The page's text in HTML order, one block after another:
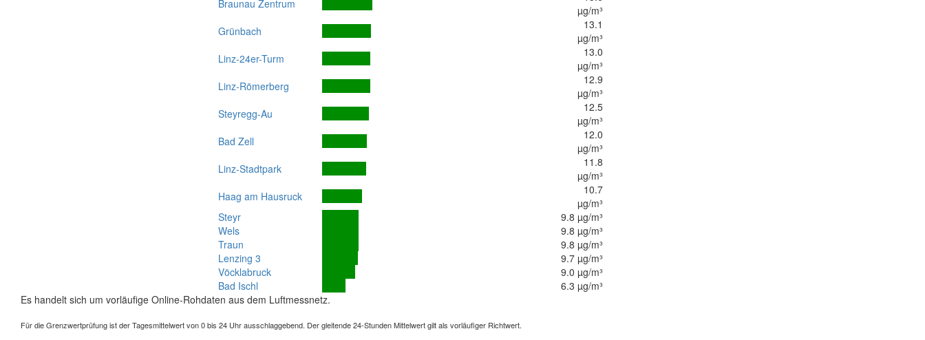
Braunau Zentrum
µg/m³
Grünbach
13.1
µg/m³
Linz-24er-Turm
13.0
µg/m³
Linz-Römerberg
12.9
µg/m³
Steyregg-Au
12.5
µg/m³
Bad Zell
12.0
µg/m³
Linz-Stadtpark
11.8
µg/m³
Haag am Hausruck
10.7
µg/m³
Steyr
9.8 µg/m³
Wels
9.8 µg/m³
Traun
9.8 µg/m³
Lenzing 3
9.7 µg/m³
Vöcklabruck
9.0 µg/m³
Bad Ischl
6.3 µg/m³
Es handelt sich um vorläufige Online-Rohdaten aus dem Luftmessnetz.
Für die Grenzwertprüfung ist der Tagesmittelwert von 0 bis 24 Uhr ausschlaggebend. Der gleitende 24-Stunden Mittelwert gilt als vorläufiger Richtwert.